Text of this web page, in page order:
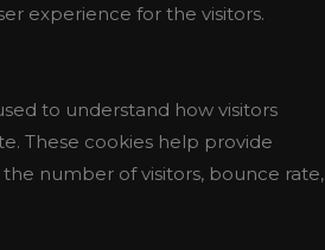
experience for the visitors.
to understand how visitors
These cookies help provide
number of visitors, bounce rate,